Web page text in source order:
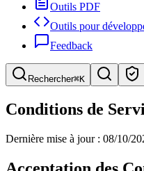
Outils PDF
Outils pour
Feedback
Rechercher⌘K
Rechercher des
Recherche rapide d'outils
Conditions de
Dernière mise à jour : 08/10/